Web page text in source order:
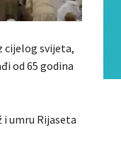
cijelog svijeta,
od 65 godina
i umru Rijaseta